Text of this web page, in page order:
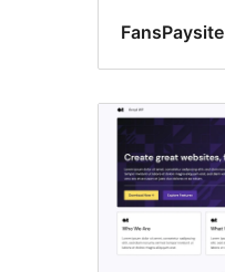
FansPaysite